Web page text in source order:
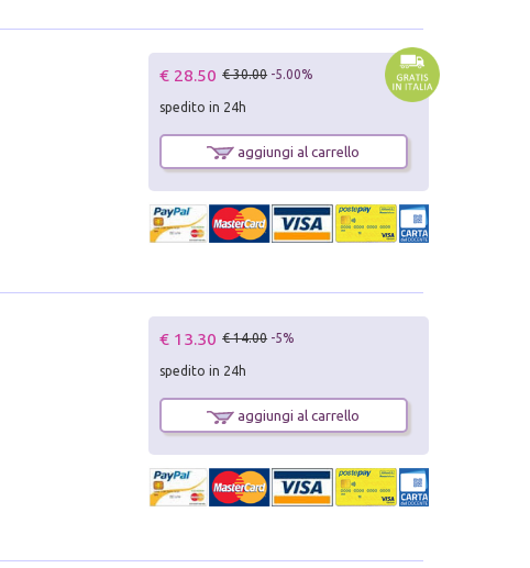
€ 28.50 € 30.00 -5.00%
spedito in 24h
aggiungi al carrello
€ 13.30 € 14.00 -5%
spedito in 24h
aggiungi al carrello